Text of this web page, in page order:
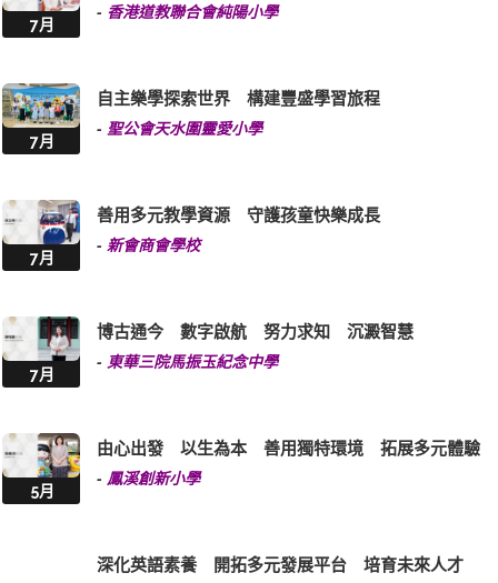
7月
- 香港道教聯合會純陽小學
7月
自主樂學探索世界 構建豐盛學習旅程
- 聖公會天水圍靈愛小學
7月
善用多元教學資源 守護孩童快樂成長
- 新會商會學校
7月
博古通今 數字啟航 努力求知 沉澱智慧
- 東華三院馬振玉紀念中學
5月
由心出發 以生為本 善用獨特環境 拓展多元體驗
- 鳳溪創新小學
深化英語素養 開拓多元發展平台 培育未來人才